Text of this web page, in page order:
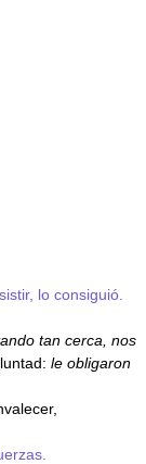
lo consiguió.
tan cerca, nos
le obligaron